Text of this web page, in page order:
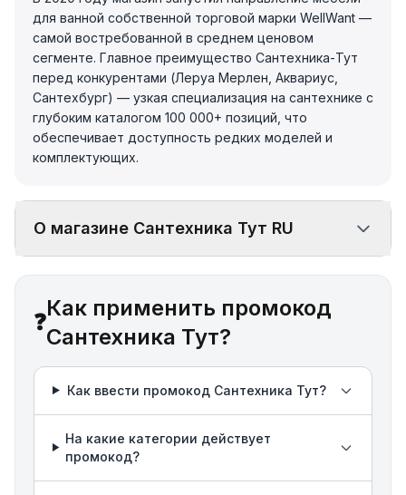
для ванной собственной торговой марки WellWant —
самой востребованной в среднем ценовом
сегменте. Главное преимущество Сантехника-Тут
перед конкурентами (Леруа Мерлен, Аквариус,
Сантехбург) — узкая специализация на сантехнике с
глубоким каталогом 100 000+ позиций, что
обеспечивает доступность редких моделей и
комплектующих.
О магазине Сантехника Тут RU
❓
Как применить промокод
Сантехника Тут?
Как ввести промокод Сантехника Тут?
На какие категории действует
промокод?